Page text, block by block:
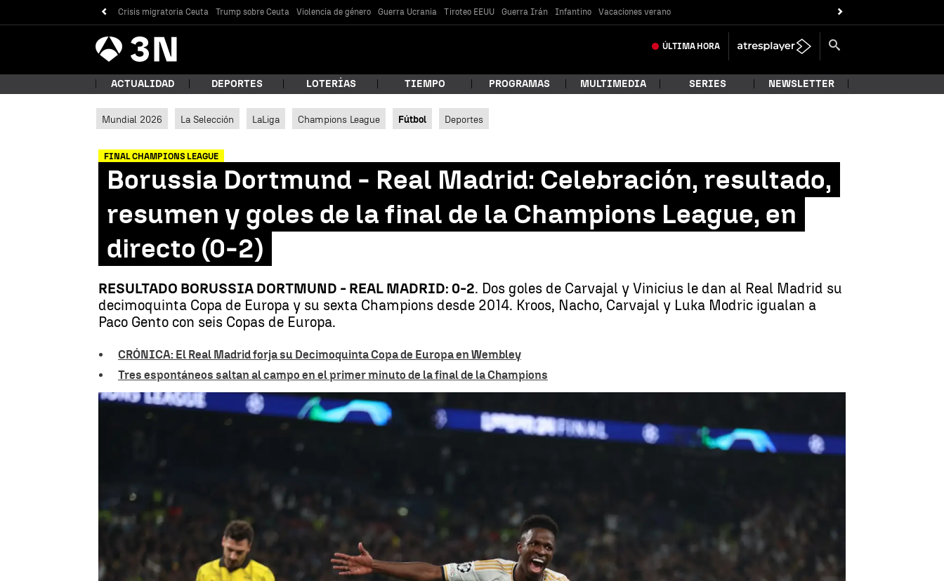
Crisis migratoria Ceuta Trump sobre Ceuta Violencia de género Guerra Ucrania Tiroteo EEUU Guerra Irán Infantino Vacaciones verano
Antena
3 Noticias ÚLTIMA HORA
¿Qué estás buscando?
Buscar
ACTUALIDAD DEPORTES LOTERÍAS TIEMPO PROGRAMAS MULTIMEDIA SERIES NEWSLETTER
Mundial 2026 La Selección LaLiga Champions League Fútbol Deportes
FINAL CHAMPIONS LEAGUE
Borussia Dortmund - Real Madrid: Celebración, resultado,
resumen y goles de la final de la Champions League, en
directo (0-2)
RESULTADO BORUSSIA DORTMUND - REAL MADRID: 0-2. Dos goles de Carvajal y Vinicius le dan al Real Madrid su
decimoquinta Copa de Europa y su sexta Champions desde 2014. Kroos, Nacho, Carvajal y Luka Modric igualan a
Paco Gento con seis Copas de Europa.
CRÓNICA: El Real Madrid forja su Decimoquinta Copa de Europa en Wembley
Tres espontáneos saltan al campo en el primer minuto de la final de la Champions